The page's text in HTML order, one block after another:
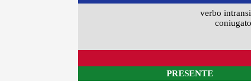
verbo
PRESENTE